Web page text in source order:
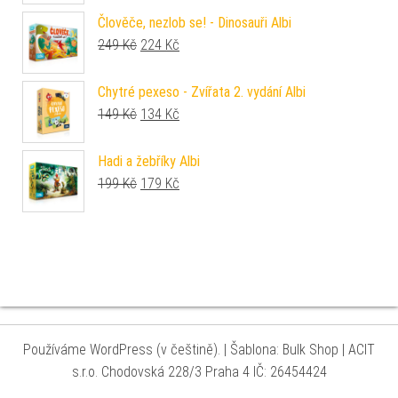
Člověče, nezlob se! - Dinosauři Albi
249Kč Původní cena byla: 249 Kč.
224 Kč
Chytré pexeso - Zvířata 2. vydání Albi
149Kč Původní cena byla: 149 Kč.
134 Kč
Hadi a žebříky Albi
199Kč Původní cena byla: 199 Kč.
179 Kč
Používáme WordPress (v češtině). | Šablona: Bulk Shop | ACIT
s.r.o. Chodovská 228/3 Praha 4 IČ: 26454424